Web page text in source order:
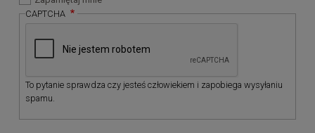
CAPTCHA
To pytanie sprawdza czy jesteś człowiekiem i zapobiega wysyłaniu
spamu.